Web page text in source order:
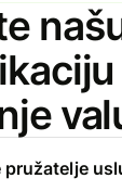
pružatelje